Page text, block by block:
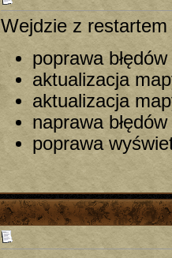
Wejdzie z
poprawa
aktualizacja
aktualizacja
naprawa
poprawa